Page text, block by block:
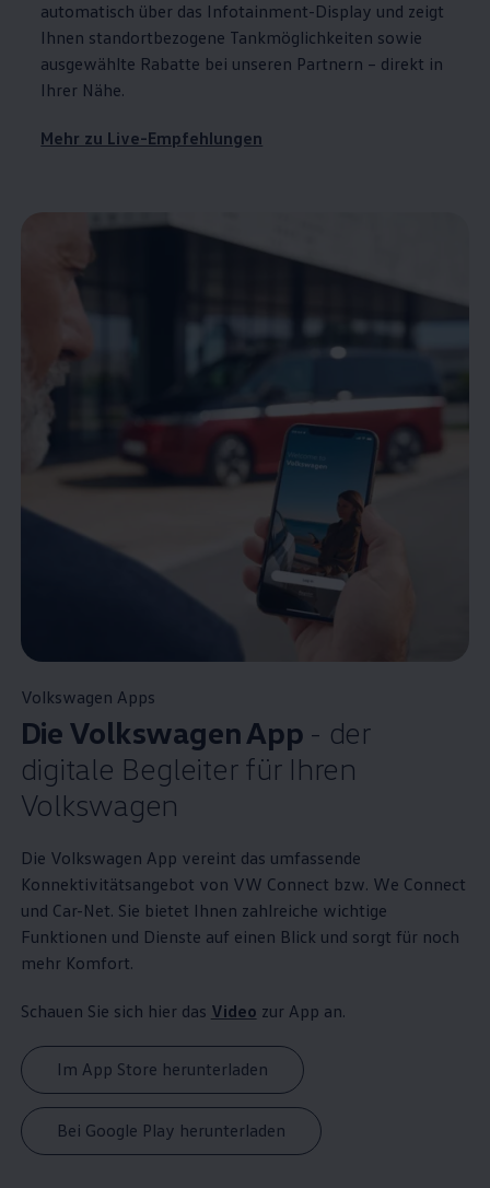
automatisch über das Infotainment-Display und zeigt
Ihnen standortbezogene Tankmöglichkeiten sowie
ausgewählte Rabatte bei unseren Partnern – direkt in
Ihrer Nähe.
Mehr zu Live-Empfehlungen
Volkswagen Apps
Die VolkswagenApp - der
digitale Begleiter für Ihren
Volkswagen
Die Volkswagen App vereint das umfassende
Konnektivitätsangebot von VW Connect bzw. We Connect
und Car-Net. Sie bietet Ihnen zahlreiche wichtige
Funktionen und Dienste auf einen Blick und sorgt für noch
mehr Komfort.
Schauen Sie sich hier das Video zur App an.
Im App Store herunterladen
Bei Google Play herunterladen